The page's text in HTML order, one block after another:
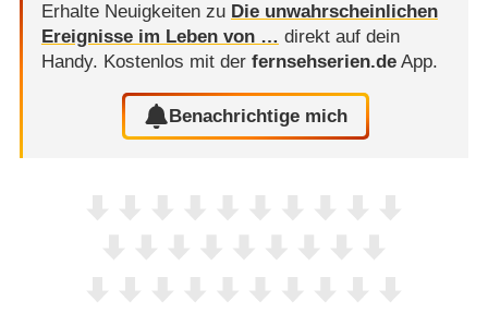
Erhalte Neuigkeiten zu Die unwahrscheinlichen
Ereignisse im Leben von … direkt auf dein
Handy. Kostenlos mit der fernsehserien.deApp.
Benachrichtige mich